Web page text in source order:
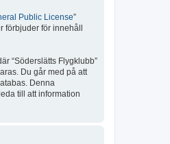
Public License”
förbjuder för innehåll
“Söderslätts Flygklubb”
Du går med på att
Denna
till att information